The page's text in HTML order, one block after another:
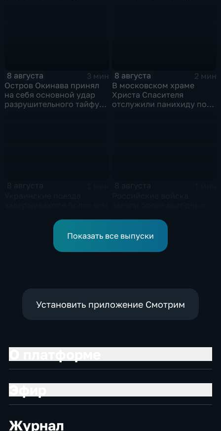
8 августа
3 мин
Остров Окинава принял
на себя основной удар
разрушительного тайфуна
8 августа
2 мин
В московском храме
Христа Спасителя
отслужили панихиду по
направлениях в зоне СВО
Показать все выпуски
Установить приложение Смотрим
Журнал